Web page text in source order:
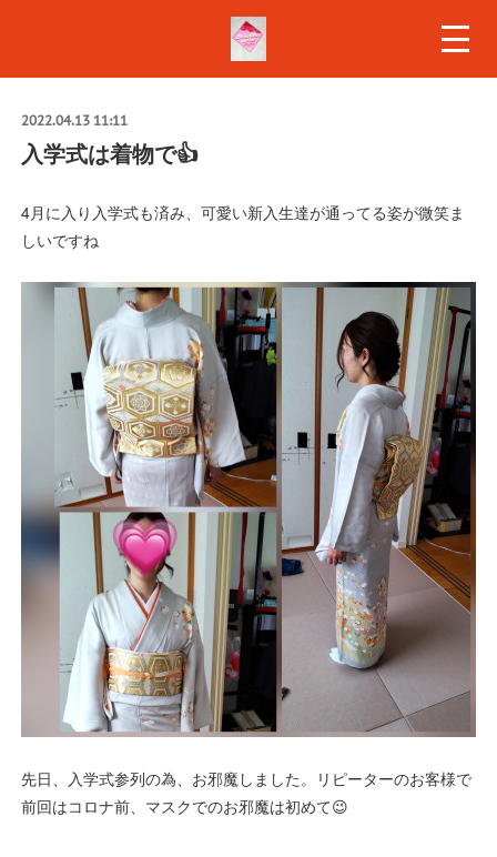
2022.04.13 11:11
入学式は着物で👍️
4月に入り入学式も済み、可愛い新入生達が通ってる姿が微笑ま
しいですね
先日、入学式参列の為、お邪魔しました。リピーターのお客様で
前回はコロナ前、マスクでのお邪魔は初めて😉